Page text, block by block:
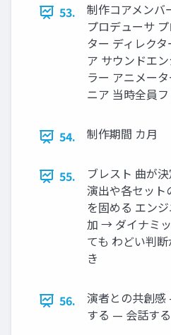
53.
制作コアメンバ
プロデューサ
ター ディレク
ア サウンドエ
ラー アニメー
ニア 当時全員
54. 制作期間 カ月
55.
ブレスト 曲が決
演出や各セット
を固める エン
加 → ダイナミ
ても わどい判
き
56.
演者との共創
する — 会話する